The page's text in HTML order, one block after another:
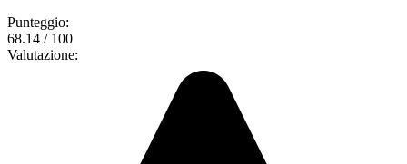
Punteggio:
68.14 / 100
Valutazione: